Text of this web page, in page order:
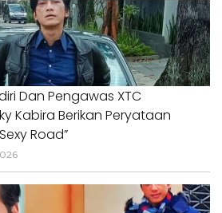
Dan Pengawas XTC
Kabira Berikan Peryataan
Road”